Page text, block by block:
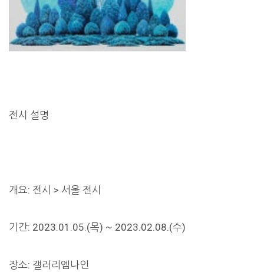
전시 설명
개요: 전시 > 서울 전시
기간: 2023.01.05.(목) ~ 2023.02.08.(수)
장소: 갤러리엠나인